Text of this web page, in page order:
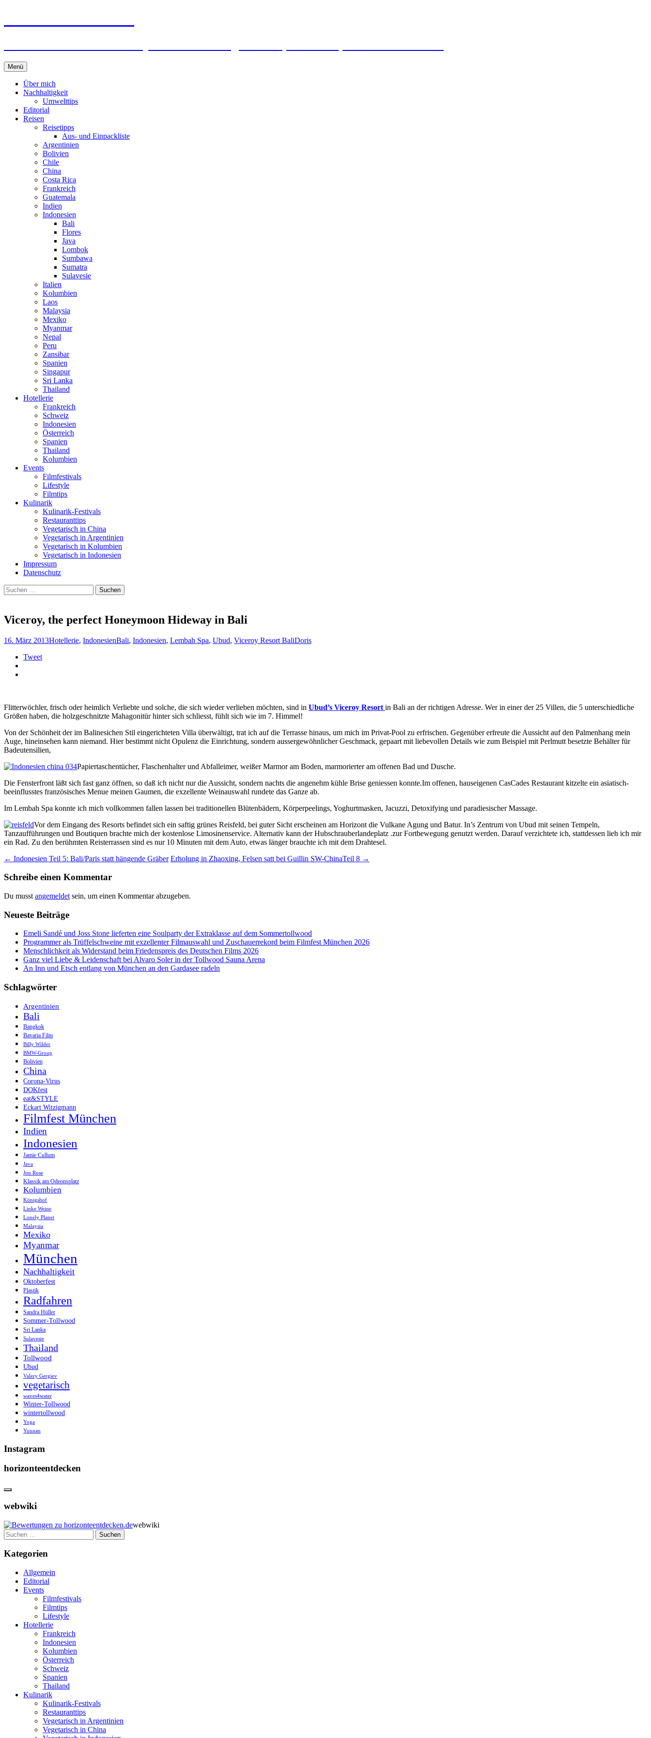
Menü Springe
zum
Inhalt
Über mich
Nachhaltigkeit
Umwelttips
Editorial
Reisen
Reisetipps
Aus- und Einpackliste
Argentinien
Bolivien
Chile
China
Costa Rica
Frankreich
Guatemala
Indien
Indonesien
Bali
Flores
Java
Lombok
Sumbawa
Sumatra
Sulavesie
Italien
Kolumbien
Laos
Malaysia
Mexiko
Myanmar
Nepal
Peru
Zansibar
Spanien
Singapur
Sri Lanka
Thailand
Hotellerie
Frankreich
Schweiz
Indonesien
Österreich
Spanien
Thailand
Kolumbien
Events
Filmfestivals
Lifestyle
Filmtips
Kulinarik
Kulinarik-Festivals
Restauranttips
Vegetarisch in China
Vegetarisch in Argentinien
Vegetarisch in Kolumbien
Vegetarisch in Indonesien
Impressum
Datenschutz
Suchen
nach:
Viceroy, the perfect Honeymoon Hideway in Bali
16. März 2013Hotellerie, IndonesienBali, Indonesien, Lembah Spa, Ubud, Viceroy Resort BaliDoris
Tweet
Flitterwöchler, frisch oder heimlich Verliebte und solche, die sich wieder verlieben möchten, sind in Ubud’s Viceroy Resort in Bali an der richtigen Adresse. Wer in einer der 25 Villen, die 5 unterschiedliche
Größen haben, die holzgeschnitzte Mahagonitür hinter sich schliesst, fühlt sich wie im 7. Himmel!
Von der Schönheit der im Balinesichen Stil eingerichteten Villa überwältigt, trat ich auf die Terrasse hinaus, um mich im Privat-Pool zu erfrischen. Gegenüber erfreute die Aussicht auf den Palmenhang mein
Auge, hineinsehen kann niemand. Hier bestimmt nicht Opulenz die Einrichtung, sondern aussergewöhnlicher Geschmack, gepaart mit liebevollen Details wie zum Beispiel mit Perlmutt besetzte Behälter für
Badeutensilien,
Papiertaschentücher, Flaschenhalter und Abfalleimer, weißer Marmor am Boden, marmorierter am offenen Bad und Dusche.
Die Fensterfront läßt sich fast ganz öffnen, so daß ich nicht nur die Aussicht, sondern nachts die angenehm kühle Brise geniessen konnte.Im offenen, hauseigenen CasCades Restaurant kitzelte ein asiatisch-
beeinflusstes französisches Menue meinen Gaumen, die exzellente Weinauswahl rundete das Ganze ab.
Im Lembah Spa konnte ich mich vollkommen fallen lassen bei traditionellen Blütenbädern, Körperpeelings, Yoghurtmasken, Jacuzzi, Detoxifying und paradiesischer Massage.
Vor dem Eingang des Resorts befindet sich ein saftig grünes Reisfeld, bei guter Sicht erscheinen am Horizont die Vulkane Agung und Batur. In’s Zentrum von Ubud mit seinen Tempeln,
Tanzaufführungen und Boutiquen brachte mich der kostenlose Limosinenservice. Alternativ kann der Hubschrauberlandeplatz .zur Fortbewegung genutzt werden. Darauf verzichtete ich, stattdessen lieh ich mir
ein Rad. Zu den berühmten Reisterrassen sind es nur 10 Minuten mit dem Auto, etwas länger brauchte ich mit dem Drahtesel.
Beitrags-
Navigation
← Indonesien Teil 5: Bali/Paris statt hängende Gräber Erholung in Zhaoxing, Felsen satt bei Guillin SW-ChinaTeil 8 →
Schreibe einen Kommentar
Du musst angemeldet sein, um einen Kommentar abzugeben.
Neueste Beiträge
Emeli Sandé und Joss Stone lieferten eine Soulparty der Extraklasse auf dem Sommertollwood
Programmer als Trüffelschweine mit exzellenter Filmauswahl und Zuschauerrekord beim Filmfest München 2026
Menschlichkeit als Widerstand beim Friedenspreis des Deutschen Films 2026
Ganz viel Liebe & Leidenschaft bei Alvaro Soler in der Tollwood Sauna Arena
An Inn und Etsch entlang von München an den Gardasee radeln
Schlagwörter
Argentinien
Bali
Bangkok
Bavaria Film
Billy Wilder
BMW-Group
Bolivien
China
Corona-Virus
DOKfest
eat&STYLE
Eckart Witzigmann
Filmfest München
Indien
Indonesien
Jamie Cullum
Java
Jon Rose
Klassik am Odeonsplatz
Kolumbien
Königshof
Linke Weine
Lonely Planet
Malaysia
Mexiko
Myanmar
München
Nachhaltigkeit
Oktoberfest
Plastik
Radfahren
Sandra Hüller
Sommer-Tollwood
Sri Lanka
Sulavesie
Thailand
Tollwood
Ubud
Valery Gergiev
vegetarisch
waves4water
Winter-Tollwood
wintertollwood
Yoga
Yunnan
Instagram
horizonteentdecken
webwiki
webwiki
Suchen
nach:
Kategorien
Allgemein
Editorial
Events
Filmfestivals
Filmtips
Lifestyle
Hotellerie
Frankreich
Indonesien
Kolumbien
Österreich
Schweiz
Spanien
Thailand
Kulinarik
Kulinarik-Festivals
Restauranttips
Vegetarisch in Argentinien
Vegetarisch in China